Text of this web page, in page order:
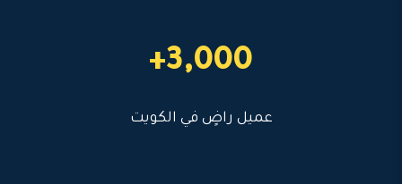
3,000+
عميل راضٍ في الكويت